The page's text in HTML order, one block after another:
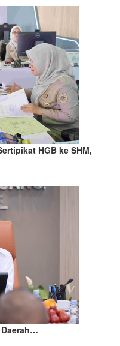
HGB ke SHM,